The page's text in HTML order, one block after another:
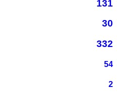
131
30
332
54
2